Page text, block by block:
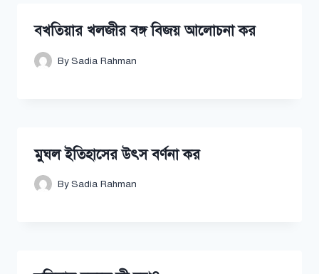
বখতিয়ার খলজীর বঙ্গ বিজয় আলোচনা কর
BySadia Rahman
মুঘল ইতিহাসের উৎস বর্ণনা কর
BySadia Rahman